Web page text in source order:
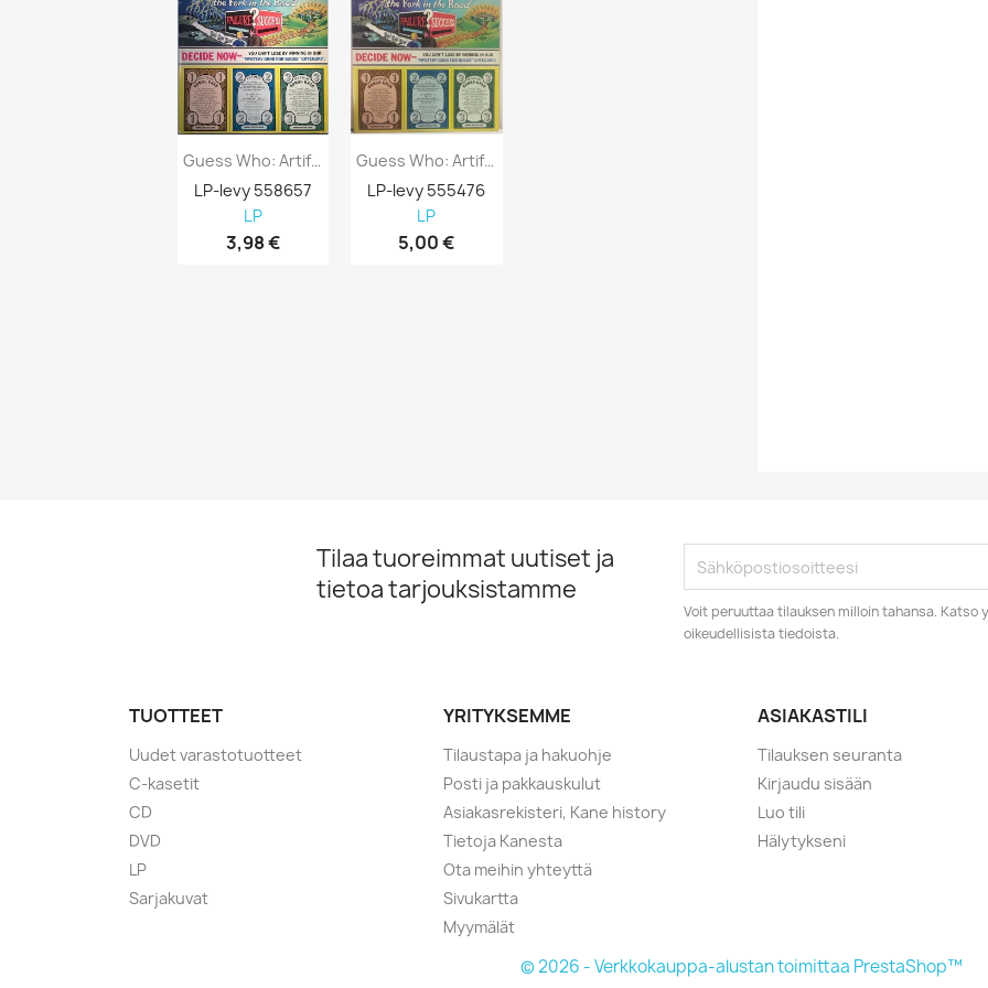
Guess Who: Artificial Paradise - Käytetty...
LP-levy 558657
LP
3,98 €
Guess Who: Artificial Paradise Kansi EX-...
LP-levy 555476
LP
5,00 €
Tilaa tuoreimmat uutiset ja
tietoa tarjouksistamme
Voit peruuttaa tilauksen milloin tahansa. Katso
oikeudellisista tiedoista.
TUOTTEET
Uudet varastotuotteet
C-kasetit
CD
DVD
LP
Sarjakuvat
YRITYKSEMME
Tilaustapa ja hakuohje
Posti ja pakkauskulut
Asiakasrekisteri, Kane history
Tietoja Kanesta
Ota meihin yhteyttä
Sivukartta
Myymälät
ASIAKASTILI
Tilauksen seuranta
Kirjaudu sisään
Luo tili
Hälytykseni
© 2026 - Verkkokauppa-alustan toimittaa PrestaShop™